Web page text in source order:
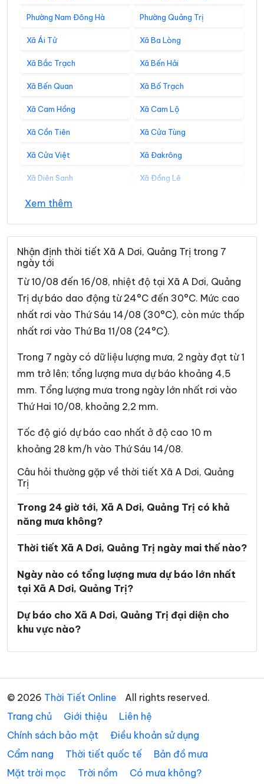
Phường Nam Đông Hà Phường Quảng Trị
Xã Ái Tử Xã Ba Lòng
Xã Bắc Trạch Xã Bến Hải
Xã Bến Quan Xã Bố Trạch
Xã Cam Hồng Xã Cam Lộ
Xã Cồn Tiên Xã Cửa Tùng
Xã Cửa Việt Xã Đakrông
Xã Diên Sanh Xã Đồng Lê
Xã Đông Trạch
Xã Hiếu Giang Xã Hòa Trạch
Xã Hoàn Lão Xã Hướng Hiệp
Xã Hướng Lập
Xã Khe Sanh Xã Kim Điền
Xã Kim Ngân Xã Kim Phú
Xã Lao Bảo
Xã Lệ Ninh Xã Lệ Thủy
Xã Lìa Xã Mỹ Thủy
Xã Nam Ba Đồn Xã Nam Cửa Việt
Xã Nam Gianh Xã Nam Hải Lăng
Xã Nam Trạch Xã Ninh Châu
Xã Phong Nha Xã Phú Trạch
Xã Tà Rụt
Xã Tân Lập Xã Thượng Trạch
Xã Triệu Bình Xã Triệu Cơ
Xã Triệu Phong
Xã Trường Ninh Xã Trường Phú
Xã Tuyên Bình
Xã Vĩnh Thủy
Xem thêm
Nhận định thời tiết Xã A Dơi, Quảng Trị trong 7
ngày tới
Từ 10/08 đến 16/08, nhiệt độ tại Xã A Dơi, Quảng
Trị dự báo dao động từ 24°C đến 30°C. Mức cao
nhất rơi vào Thứ Sáu 14/08 (30°C), còn mức thấp
nhất rơi vào Thứ Ba 11/08 (24°C).
Trong 7 ngày có dữ liệu lượng mưa, 2 ngày đạt từ 1
mm trở lên; tổng lượng mưa dự báo khoảng 4,5
mm. Tổng lượng mưa trong ngày lớn nhất rơi vào
Thứ Hai 10/08, khoảng 2,2 mm.
Tốc độ gió dự báo cao nhất ở độ cao 10 m
khoảng 28 km/h vào Thứ Sáu 14/08.
Câu hỏi thường gặp về thời tiết Xã A Dơi, Quảng
Trị
Trong 24 giờ tới, Xã A Dơi, Quảng Trị có khả
năng mưa không?
Thời tiết Xã A Dơi, Quảng Trị ngày mai thế nào?
Ngày nào có tổng lượng mưa dự báo lớn nhất
tại Xã A Dơi, Quảng Trị?
Dự báo cho Xã A Dơi, Quảng Trị đại diện cho
khu vực nào?
© 2026 Thời Tiết Online
All rights reserved.
Trang chủ
Giới thiệu
Liên hệ
Chính sách bảo mật
Điều khoản sử dụng
Cẩm nang
Thời tiết quốc tế
Bản đồ mưa
Mặt trời mọc
Trời nồm Có mưa không?